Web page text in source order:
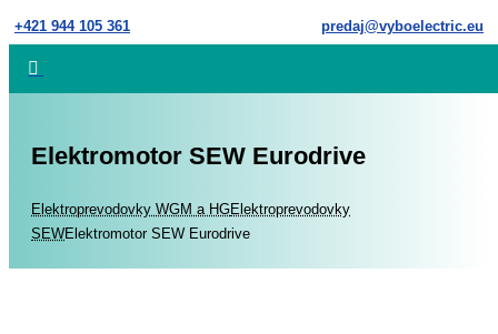
Skip
to
+421 944 105 361 predaj@vyboelectric.eu
Elektromotor SEW Eurodrive
Home
Elektroprevodovky WGM a HGElektroprevodovky
SEWElektromotor SEW Eurodrive